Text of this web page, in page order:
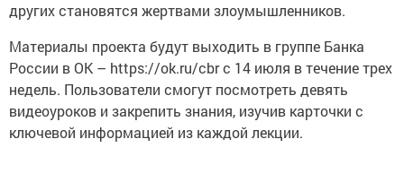
других становятся жертвами злоумышленников.
Материалы проекта будут выходить в группе Банка
России в ОК – https://ok.ru/cbr с 14 июля в течение трех
недель. Пользователи смогут посмотреть девять
видеоуроков и закрепить знания, изучив карточки с
ключевой информацией из каждой лекции.